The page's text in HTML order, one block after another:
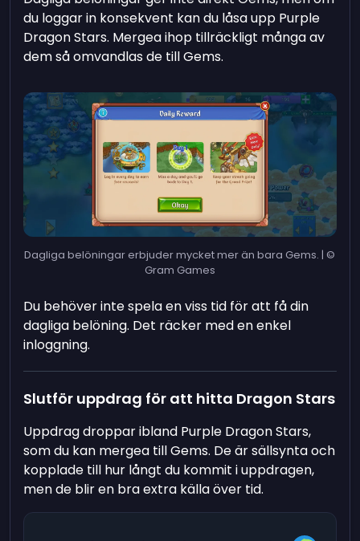
du loggar in konsekvent kan du låsa upp Purple
Dragon Stars. Mergea ihop tillräckligt många av
dem så omvandlas de till Gems.
Dagliga belöningar erbjuder mycket mer än bara Gems. | ©
Gram Games
Du behöver inte spela en viss tid för att få din
dagliga belöning. Det räcker med en enkel
inloggning.
Slutför uppdrag för att hitta Dragon Stars
Uppdrag droppar ibland Purple Dragon Stars,
som du kan mergea till Gems. De är sällsynta och
kopplade till hur långt du kommit i uppdragen,
men de blir en bra extra källa över tid.